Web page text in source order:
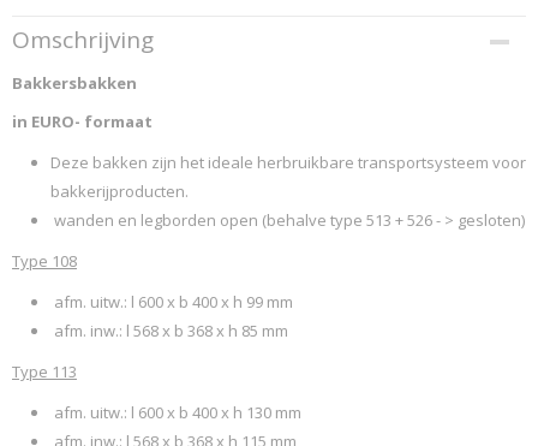
Productcode
150910
Productcode leverancier
Omschrijving
Bakkersbakken
in EURO- formaat
Deze bakken zijn het ideale herbruikbare transportsysteem voor
bakkerijproducten.
wanden en legborden open (behalve type 513 + 526 - > gesloten)
Type 108
afm. uitw.: l 600 x b 400 x h 99 mm
afm. inw.: l 568 x b 368 x h 85 mm
Type 113
afm. uitw.: l 600 x b 400 x h 130 mm
afm. inw.: l 568 x b 368 x h 115 mm